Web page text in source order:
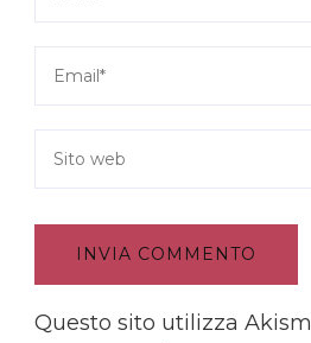
Questo sito utilizza